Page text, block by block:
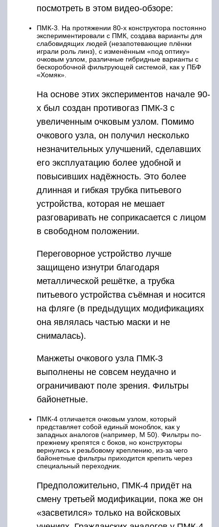
посмотреть в этом видео-обзоре:
ПМК-3. На протяжении 80-х конструктора постоянно
экспериментировали с ПМК, создава варианты для
слабовидящих людей (незапотевающие плёнки
играли роль линз), с изменённым «под оптику»
очковым узлом, различные гибридные варианты с
бескоробочной фильтрующей системой, как у ПБФ
«Хомяк».
На основе этих экспериментов начале 90-
х был создан противогаз ПМК-3 с
увеличенным очковым узлом. Помимо
очкового узла, он получил несколько
незначительных улучшений, сделавших
его эксплуатацию более удобной и
повысивших надёжность. Это более
длинная и гибкая трубка питьевого
устройства, которая не мешает
разговаривать не соприкасается с лицом
в свободном положении.
Переговорное устройство лучше
защищено изнутри благодаря
металлической решётке, а трубка
питьевого устройства съёмная и носится
на фляге (в предыдущих модификациях
она являлась частью маски и не
снималась).
Манжеты очкового узла ПМК-3
выполнены не совсем неудачно и
ограничивают поле зрения. Фильтры
байонетные.
ПМК-4 отличается очковым узлом, который
представляет собой единый моноблок, как у
западных аналогов (например, М 50). Фильтры по-
прежнему крепятся с боков, но конструкторы
вернулись к резьбовому креплению, из-за чего
байонетные фильтры приходится крепить через
специальный переходник.
Предположительно, ПМК-4 придёт на
смену третьей модификации, пока же он
«засветился» только на войсковых